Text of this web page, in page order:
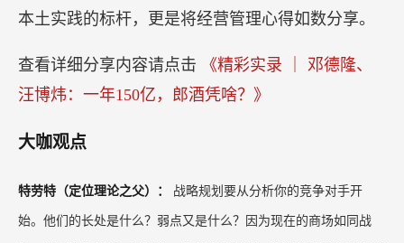
本土实践的标杆，更是将经营管理心得如数分享。
查看详细分享内容请点击
《精彩实录 ｜ 邓德隆、
汪博炜：一年150亿，郎酒凭啥？》
大咖观点
特劳特（定位理论之父）： 战略规划要从分析你的竞争对手开
始。他们的长处是什么？弱点又是什么？因为现在的商场如同战